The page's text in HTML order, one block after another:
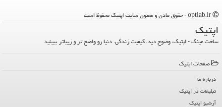
اپتیك
ساخت عینک - اپتیک، وضوح دید، کیفیت زندگی. دنیا رو واضح تر و زیباتر ببینید
صفحات اپتیك
درباره ما
تبلیغات در اپتیك
آرشیو اپتیك